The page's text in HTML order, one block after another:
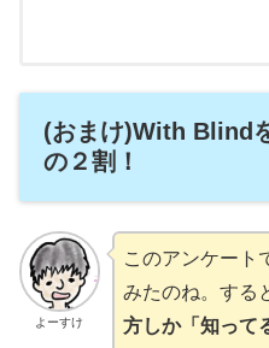
(おまけ)With Blind
の２割！
よーすけ
このアンケート
みたのね。する
方しか「知って